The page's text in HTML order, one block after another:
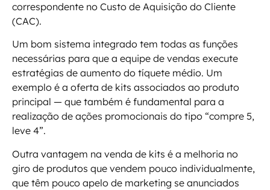
correspondente no Custo de Aquisição do Cliente
(CAC).
Um bom sistema integrado tem todas as funções
necessárias para que a equipe de vendas execute
estratégias de aumento do tíquete médio. Um
exemplo é a oferta de kits associados ao produto
principal — que também é fundamental para a
realização de ações promocionais do tipo “compre 5,
leve 4”.
Outra vantagem na venda de kits é a melhoria no
giro de produtos que vendem pouco individualmente,
que têm pouco apelo de marketing se anunciados